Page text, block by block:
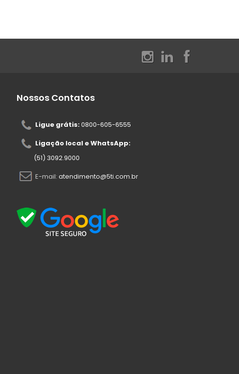
Nossos Contatos
Ligue grátis:0800-605-6555
Ligação local e WhatsApp:
(51) 3092.9000
E-mail: atendimento@5ti.com.br